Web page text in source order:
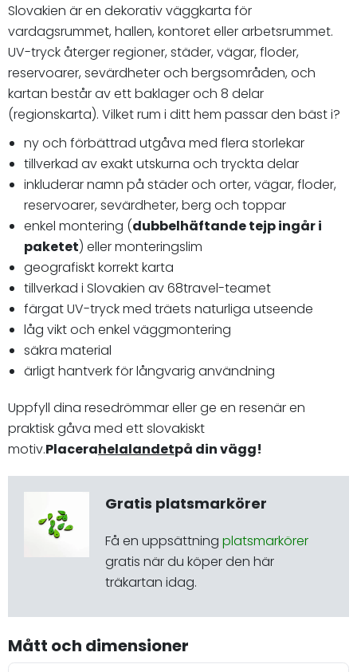
Slovakien är en dekorativ väggkarta för
vardagsrummet, hallen, kontoret eller arbetsrummet.
UV-tryck återger regioner, städer, vägar, floder,
reservoarer, sevärdheter och bergsområden, och
kartan består av ett baklager och 8 delar
(regionskarta). Vilket rum i ditt hem passar den bäst i?
ny och förbättrad utgåva med flera storlekar
tillverkad av exakt utskurna och tryckta delar
inkluderar namn på städer och orter, vägar, floder,
reservoarer, sevärdheter, berg och toppar
enkel montering (dubbelhäftande tejp ingår i
paketet) eller monteringslim
geografiskt korrekt karta
tillverkad i Slovakien av 68travel-teamet
färgat UV-tryck med träets naturliga utseende
låg vikt och enkel väggmontering
säkra material
ärligt hantverk för långvarig användning
Uppfyll dina resedrömmar eller ge en resenär en
praktisk gåva med ett slovakiskt
motiv.Placerahelalandetpå din vägg!
Gratis platsmarkörer
Få en uppsättning platsmarkörer
gratis när du köper den här
träkartan idag.
Mått och dimensioner